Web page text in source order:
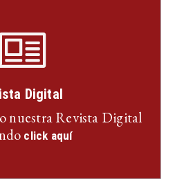
Digital
nuestra Revista Digital
click aquí